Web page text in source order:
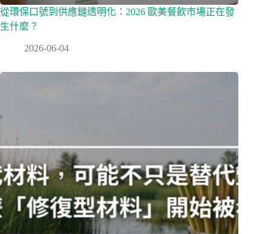
從環保口號到供應鏈透明化：2026 歐美餐飲市場正在發
生什麼？
2026-06-04